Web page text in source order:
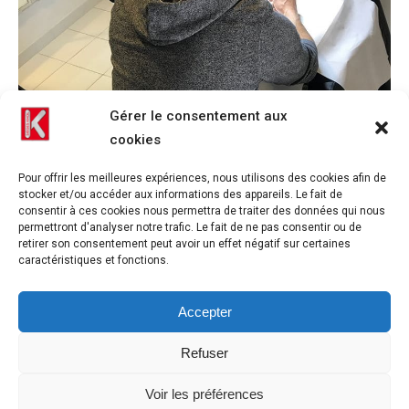
Gérer le consentement aux
cookies
Pour offrir les meilleures expériences, nous utilisons des cookies afin de
stocker et/ou accéder aux informations des appareils. Le fait de
consentir à ces cookies nous permettra de traiter des données qui nous
permettront d'analyser notre trafic. Le fait de ne pas consentir ou de
retirer son consentement peut avoir un effet négatif sur certaines
caractéristiques et fonctions.
Accepter
Refuser
Voir les préférences
Siège à maintien du menton pour tatoueur SIEGES KHOL vue de